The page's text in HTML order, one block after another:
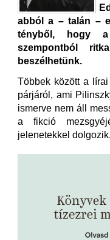
abból a – talán –
tényből, hogy
szempontból
beszélhetünk.
Többek között a
párjáról, ami
ismerve nem áll
a fikció
jelenetekkel dolgozik.